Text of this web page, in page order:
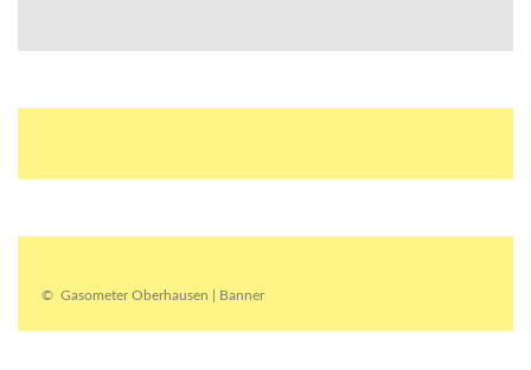
© Gasometer Oberhausen | Banner